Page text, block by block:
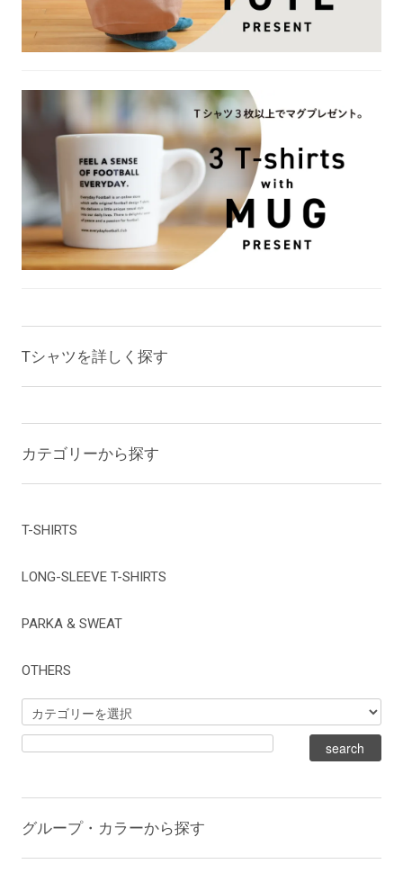
Tシャツを詳しく探す
カテゴリーから探す
T-SHIRTS
LONG-SLEEVE T-SHIRTS
PARKA & SWEAT
OTHERS
グループ・カラーから探す